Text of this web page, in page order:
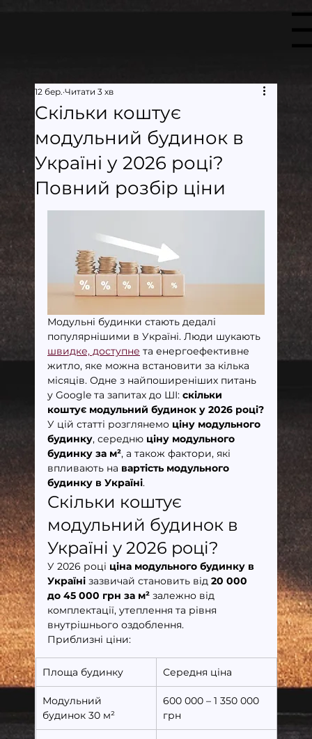
Скільки коштує
модульний будинок в
Україні у 2026 році?
Повний розбір ціни
12 бер. Читати 3 хв
Модульні будинки стають дедалі
популярнішими в Україні. Люди шукають
швидке, доступне та енергоефективне
житло, яке можна встановити за кілька
місяців. Одне з найпоширеніших питань
у Google та запитах до ШІ: скільки
коштує модульний будинок у 2026 році?
У цій статті розглянемо ціну модульного
будинку, середню ціну модульного
будинку за м², а також фактори, які
впливають на вартість модульного
будинку в Україні.
Скільки коштує
модульний будинок в
Україні у 2026 році?
У 2026 році ціна модульного будинку в
Україні зазвичай становить від 20 000
до 45 000 грн за м² залежно від
комплектації, утеплення та рівня
внутрішнього оздоблення.
Приблизні ціни:
Площа будинку Середня ціна
Модульний
будинок 30 м²
600 000 – 1 350 000
грн